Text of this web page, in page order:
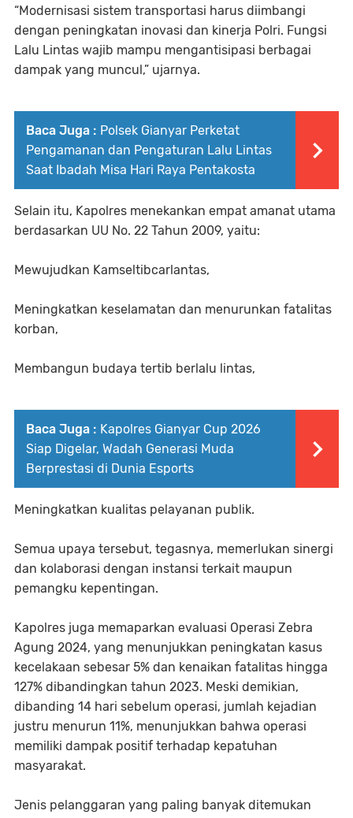
“Modernisasi sistem transportasi harus diimbangi
dengan peningkatan inovasi dan kinerja Polri. Fungsi
Lalu Lintas wajib mampu mengantisipasi berbagai
dampak yang muncul,” ujarnya.
Baca Juga : Polsek Gianyar Perketat
Pengamanan dan Pengaturan Lalu Lintas
Saat Ibadah Misa Hari Raya Pentakosta
Selain itu, Kapolres menekankan empat amanat utama
berdasarkan UU No. 22 Tahun 2009, yaitu:
Mewujudkan Kamseltibcarlantas,
Meningkatkan keselamatan dan menurunkan fatalitas
korban,
Membangun budaya tertib berlalu lintas,
Baca Juga : Kapolres Gianyar Cup 2026
Siap Digelar, Wadah Generasi Muda
Berprestasi di Dunia Esports
Meningkatkan kualitas pelayanan publik.
Semua upaya tersebut, tegasnya, memerlukan sinergi
dan kolaborasi dengan instansi terkait maupun
pemangku kepentingan.
Kapolres juga memaparkan evaluasi Operasi Zebra
Agung 2024, yang menunjukkan peningkatan kasus
kecelakaan sebesar 5% dan kenaikan fatalitas hingga
127% dibandingkan tahun 2023. Meski demikian,
dibanding 14 hari sebelum operasi, jumlah kejadian
justru menurun 11%, menunjukkan bahwa operasi
memiliki dampak positif terhadap kepatuhan
masyarakat.
Jenis pelanggaran yang paling banyak ditemukan